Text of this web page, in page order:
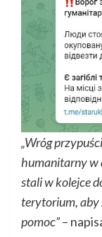
„Wróg
humanitarny w
stali w kolejce
terytorium, aby
pomoc”–